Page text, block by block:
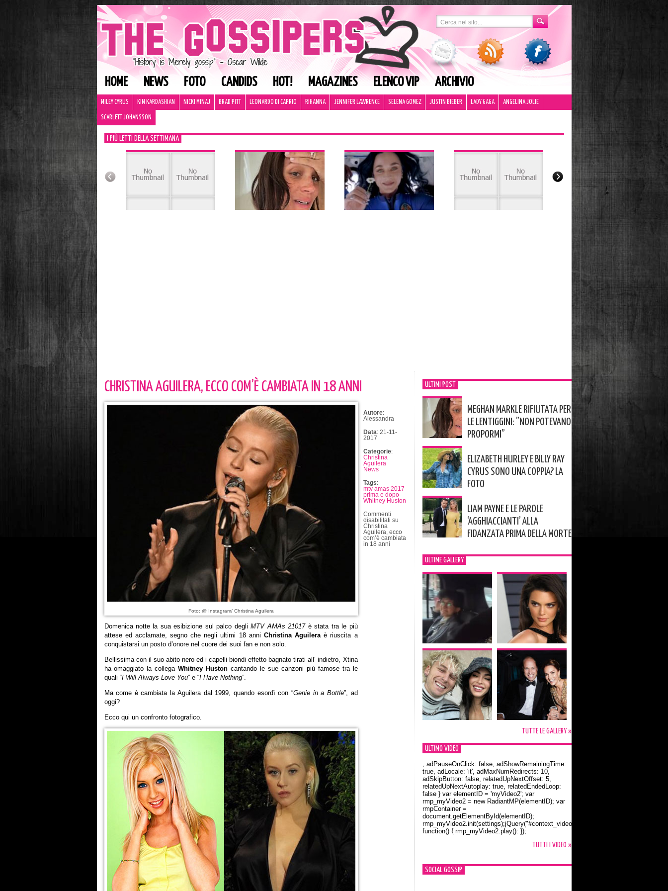
HOME NEWS FOTO CANDIDS HOT! MAGAZINES ELENCO VIP ARCHIVIO
MILEY CYRUS KIM KARDASHIAN NICKI MINAJ BRAD PITT LEONARDO DI CAPRIO RIHANNA JENNIFER LAWRENCE SELENA GOMEZ JUSTIN BIEBER LADY GAGA ANGELINA JOLIE
SCARLETT JOHANSSON
I PIÙ LETTI DELLA SETTIMANA
CHRISTINA AGUILERA, ECCO COM’È CAMBIATA IN 18 ANNI
Foto: @ Instagram/ Christina Aguilera
Domenica notte la sua esibizione sul palco degliMTV AMAs 21017è stata tra le più
attese ed acclamate, segno che negli ultimi 18 anni Christina Aguileraè riuscita a
conquistarsi un posto d’onore nel cuore dei suoi fan e non solo.
Bellissima con il suo abito nero ed i capelli biondi effetto bagnato tirati all’ indietro, Xtina
ha omaggiato la collegaWhitney Huston cantando le sue canzoni più famose tra le
quali “I Will Always Love You” e “I Have Nothing”.
Ma come è cambiata la Aguilera dal 1999, quando esordì con “Genie in a Bottle”, ad
oggi?
Ecco qui un confronto fotografico.
Autore:
Alessandra
Data: 21-11-
2017
Categorie:
Christina
Aguilera
News
Tags:
mtv amas 2017
prima e dopo
Whitney Huston
Commenti
disabilitati su
Christina
Aguilera, ecco
com’è cambiata
in 18 anni
ULTIMI POST
MEGHAN MARKLE RIFIUTATA PER
LE LENTIGGINI: ”NON POTEVANO
PROPORMI”
ELIZABETH HURLEY E BILLY RAY
CYRUS SONO UNA COPPIA? LA
FOTO
LIAM PAYNE E LE PAROLE
‘AGGHIACCIANTI’ ALLA
FIDANZATA PRIMA DELLA MORTE
ULTIME GALLERY
TUTTE LE GALLERY »
ULTIMO VIDEO
Orlando Bloom e la t-shirt dedicata a Flynn
, adPauseOnClick: false, adShowRemainingTime:
true, adLocale: 'it', adMaxNumRedirects: 10,
adSkipButton: false, relatedUpNextOffset: 5,
relatedUpNextAutoplay: true, relatedEndedLoop:
false } var elementID = 'myVideo2'; var
rmp_myVideo2 = new RadiantMP(elementID); var
rmpContainer =
document.getElementById(elementID);
rmp_myVideo2.init(settings);jQuery("#context_video2").one("mouseover",
function() { rmp_myVideo2.play(); });
TUTTI I VIDEO »
SOCIAL GOSSIP